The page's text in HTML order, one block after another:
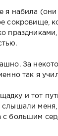
набила (они
сокровище,
За
так я
и тот
слышали
большим